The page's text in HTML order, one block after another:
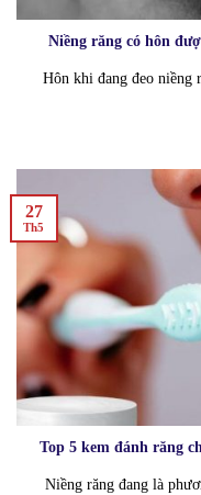
Niềng răng có hôn
Hôn khi đang đeo niềng
Top 5 kem đánh răng
Niềng răng đang là
27
Th5